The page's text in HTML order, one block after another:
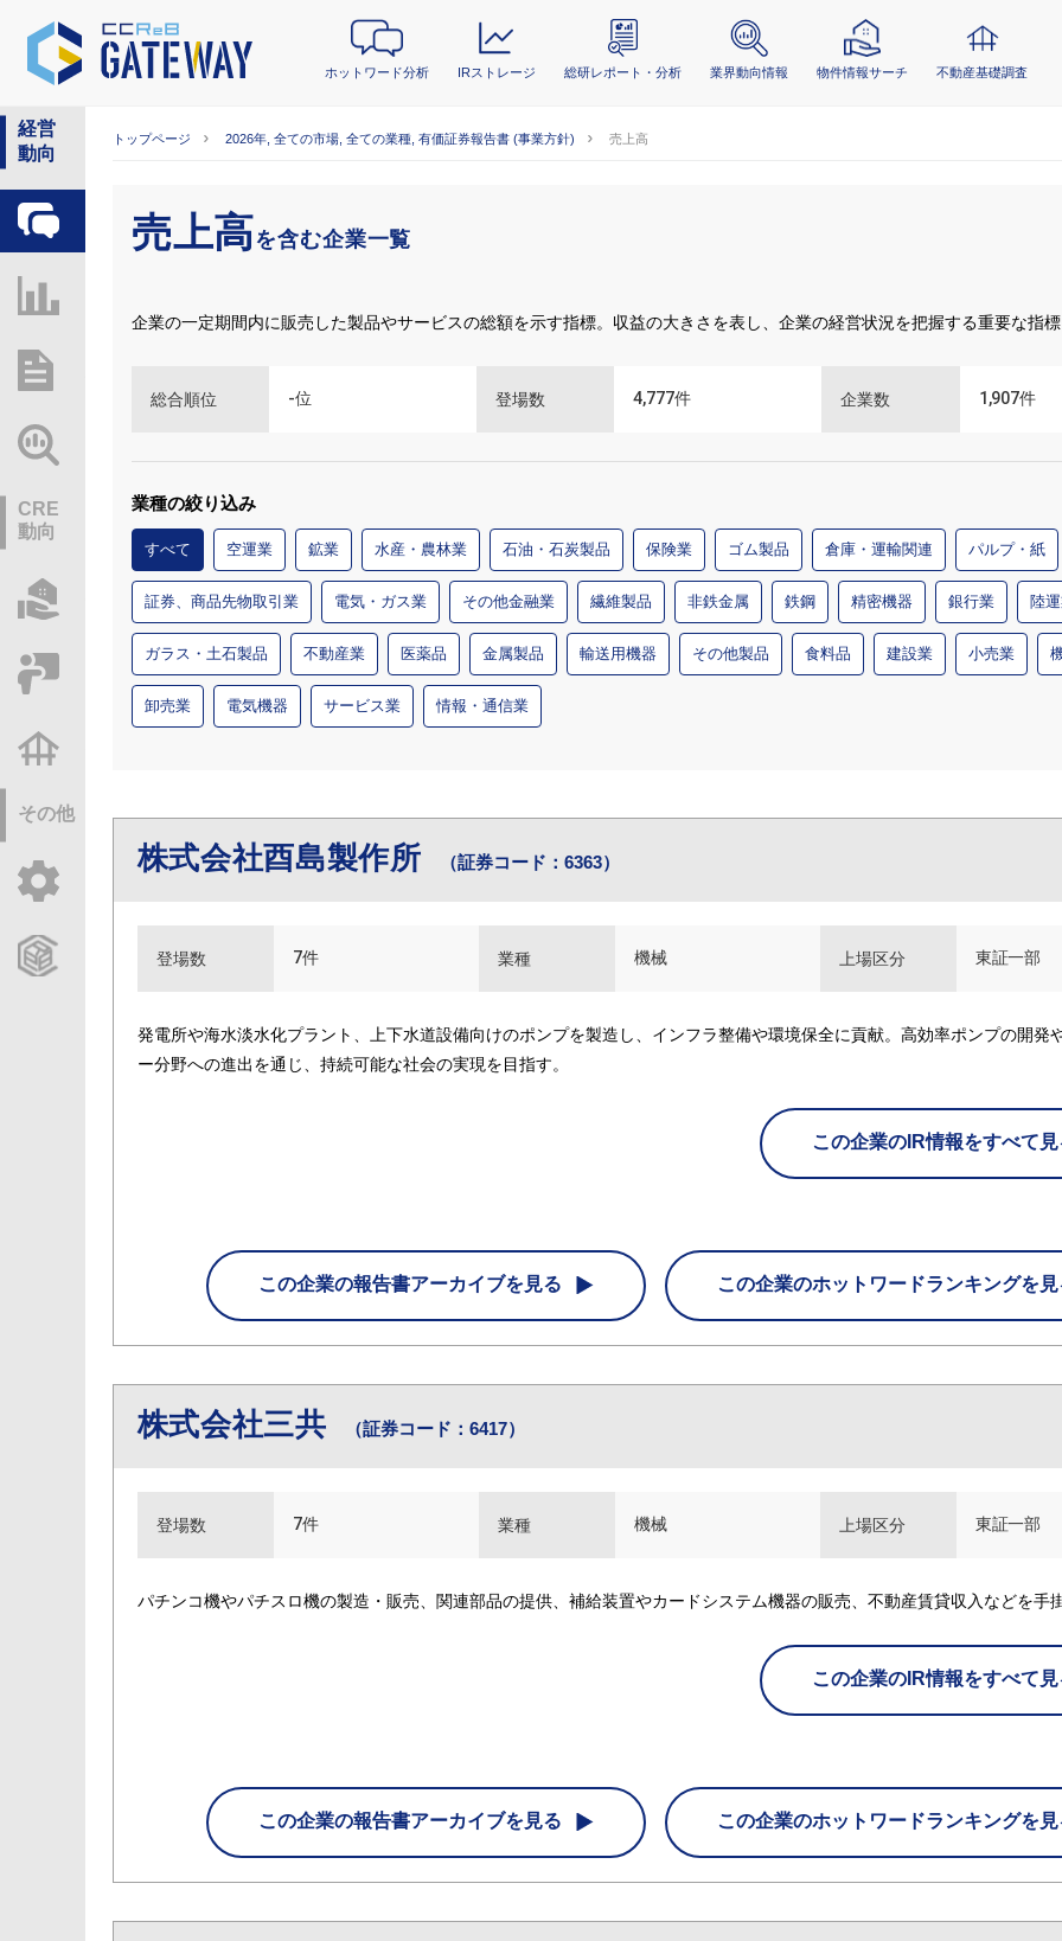
ホットワード分析 IRストレージ 総研レポート・分析 業界動向情報 物件情報サーチ 不動産基礎調査
経営
動向
ホットワード分析
CRE
動向
物件情報サーチ
セミナー・研修
その他
ご利用ガイド
CCReBサービスのご案内
トップページ 2026年, 全ての市場, 全ての業種, 有価証券報告書 (事業方針) 売上高
売上高を含む企業一覧
企業の一定期間内に販売した製品やサービスの総額を示す指標。収益の大きさを表し、企業の経営状況を把握する重要な指
総合順位 -位 登場数 4,777件 企業数 1,907件
業種の絞り込み
すべて 空運業 鉱業 水産・農林業 石油・石炭製品 保険業 ゴム製品 倉庫・運輸関連 パルプ・紙
証券、商品先物取引業 電気・ガス業 その他金融業 繊維製品 非鉄金属 鉄鋼 精密機器 銀行業 陸
ガラス・土石製品 不動産業 医薬品 金属製品 輸送用機器 その他製品 食料品 建設業 小売業
卸売業 電気機器 サービス業 情報・通信業
株式会社酉島製作所 （証券コード：6363）
登場数 7件 業種 機械 上場区分 東証一部
発電所や海水淡水化プラント、上下水道設備向けのポンプを製造し、インフラ整備や環境保全に貢献。高効率ポンプの開発
ー分野への進出を通じ、持続可能な社会の実現を目指す。
この企業のIR情報をすべて見
この企業の報告書アーカイブを見る この企業のホットワードランキングを見
株式会社三共 （証券コード：6417）
登場数 7件 業種 機械 上場区分 東証一部
パチンコ機やパチスロ機の製造・販売、関連部品の提供、補給装置やカードシステム機器の販売、不動産賃貸収入などを手
この企業のIR情報をすべて見
この企業の報告書アーカイブを見る この企業のホットワードランキングを見